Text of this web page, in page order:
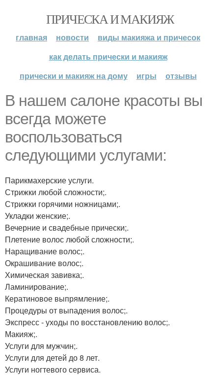
ПРИЧЕСКА И МАКИЯЖ
главная новости
виды макияжа и причесок
как делать прически и макияж
прически и макияж на дому
игры отзывы
В нашем салоне красоты вы
всегда можете
воспользоваться
следующими услугами:
Парикмахерские услуги.
Стрижки любой сложности;.
Стрижки горячими ножницами;.
Укладки женские;.
Вечерние и свадебные прически;.
Плетение волос любой сложности;.
Наращивание волос;.
Окрашивание волос;.
Химическая завивка;.
Ламинирование;.
Кератиновое выпрямление;.
Процедуры от выпадения волос;.
Экспресс - уходы по восстановлению волос;.
Макияж;.
Услуги для мужчин;.
Услуги для детей до 8 лет.
Услуги ногтевого сервиса.